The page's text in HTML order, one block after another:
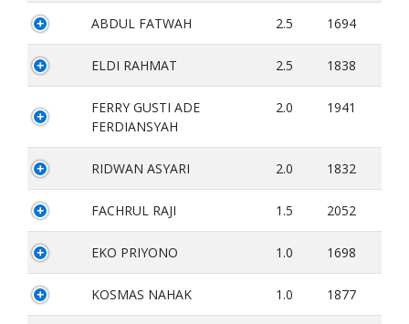
ABDUL FATWAH 2.5 1694
ELDI RAHMAT 2.5 1838
FERRY GUSTI ADE
FERDIANSYAH
2.0 1941
RIDWAN ASYARI 2.0 1832
FACHRUL RAJI 1.5 2052
EKO PRIYONO 1.0 1698
KOSMAS NAHAK 1.0 1877